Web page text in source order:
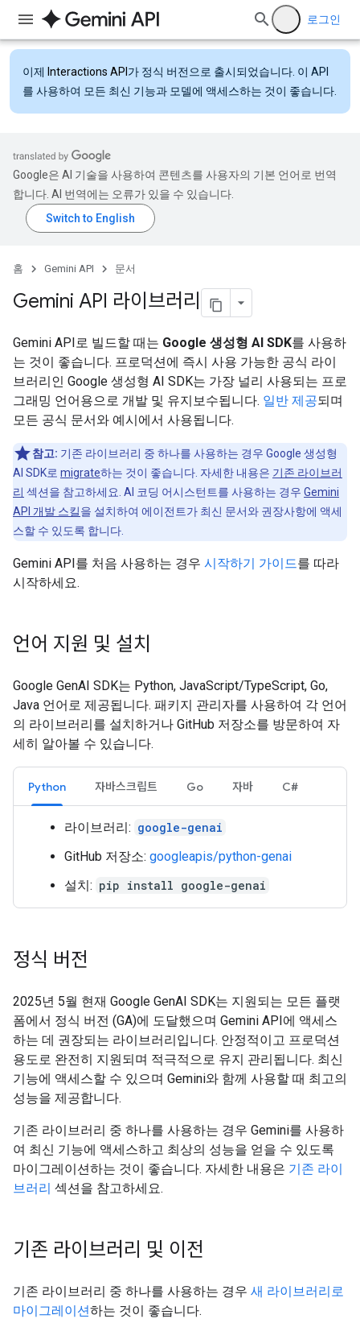
로그인
이제 Interactions API 가 정식 버전으로 출시되었습니다. 이 API
를 사용하여 모든 최신 기능과 모델에 액세스하는 것이 좋습니다.
Google은 AI 기술을 사용하여 콘텐츠를 사용자의 기본 언어로 번역
합니다. AI 번역에는 오류가 있을 수 있습니다.
홈 Gemini API 문서
Gemini API 라이브러리
Gemini API로 빌드할 때는 Google 생성형 AI SDK를 사용하
는 것이 좋습니다. 프로덕션에 즉시 사용 가능한 공식 라이
브러리인 Google 생성형 AI SDK는 가장 널리 사용되는 프로
그래밍 언어용으로 개발 및 유지보수됩니다. 일반 제공되며
모든 공식 문서와 예시에서 사용됩니다.
참고: 기존 라이브러리 중 하나를 사용하는 경우 Google 생성형
AI SDK로 migrate하는 것이 좋습니다. 자세한 내용은 기존 라이브러
리 섹션을 참고하세요. AI 코딩 어시스턴트를 사용하는 경우 Gemini
API 개발 스킬을 설치하여 에이전트가 최신 문서와 권장사항에 액세
스할 수 있도록 합니다.
Gemini API를 처음 사용하는 경우 시작하기 가이드를 따라
시작하세요.
언어 지원 및 설치
Google GenAI SDK는 Python, JavaScript/TypeScript, Go,
Java 언어로 제공됩니다. 패키지 관리자를 사용하여 각 언어
의 라이브러리를 설치하거나 GitHub 저장소를 방문하여 자
세히 알아볼 수 있습니다.
Python 자바스크립트 Go 자바 C#
라이브러리: google-genai
GitHub 저장소: googleapis/python-genai
설치: pip install google-genai
정식 버전
2025년 5월 현재 Google GenAI SDK는 지원되는 모든 플랫
폼에서 정식 버전 (GA)에 도달했으며 Gemini API에 액세스
하는 데 권장되는 라이브러리입니다. 안정적이고 프로덕션
용도로 완전히 지원되며 적극적으로 유지 관리됩니다. 최신
기능에 액세스할 수 있으며 Gemini와 함께 사용할 때 최고의
성능을 제공합니다.
기존 라이브러리 중 하나를 사용하는 경우 Gemini를 사용하
여 최신 기능에 액세스하고 최상의 성능을 얻을 수 있도록
마이그레이션하는 것이 좋습니다. 자세한 내용은 기존 라이
브러리 섹션을 참고하세요.
기존 라이브러리 및 이전
기존 라이브러리 중 하나를 사용하는 경우 새 라이브러리로
마이그레이션하는 것이 좋습니다.